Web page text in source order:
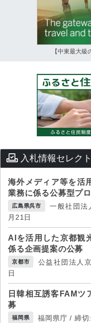
【中東最大級
入札情報セレクト
海外メディア等を活
業務に係る公募型プ
広島県呉市
一般社団法
月21日
AIを活用した京都観
係る企画提案の公募
京都市
公益社団法人
日
日韓相互誘客FAMツ
募
福岡県 福岡県庁 / 締